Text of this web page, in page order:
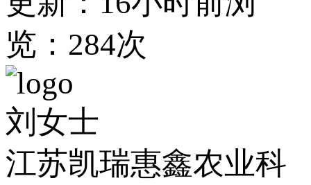
览：284次
刘女士
江苏凯瑞惠鑫农业科